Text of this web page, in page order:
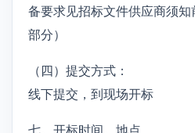
备要求见招标文件供应商须知
部分）
（四）提交方式：
线下提交，到现场开标
七、开标时间、地点